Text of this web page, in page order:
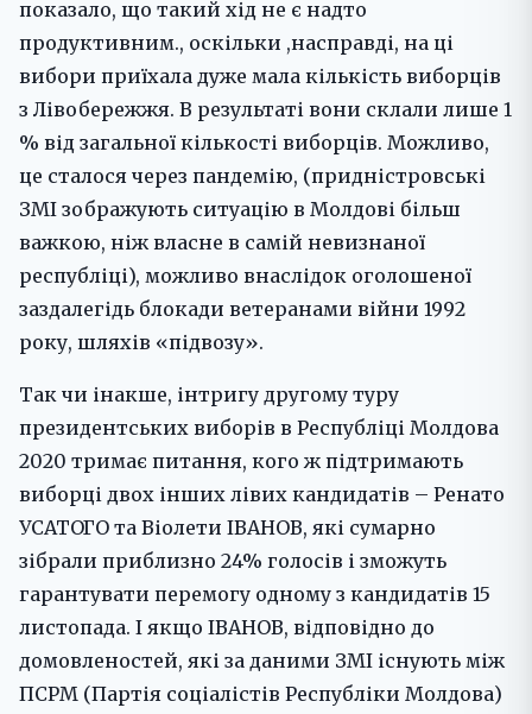
показало, що такий хід не є надто
продуктивним., оскільки ,насправді, на ці
вибори приїхала дуже мала кількість виборців
з Лівобережжя. В результаті вони склали лише 1
% від загальної кількості виборців. Можливо,
це сталося через пандемію, (придністровські
ЗМІ зображують ситуацію в Молдові більш
важкою, ніж власне в самій невизнаної
республіці), можливо внаслідок оголошеної
заздалегідь блокади ветеранами війни 1992
року, шляхів «підвозу».
Так чи інакше, інтригу другому туру
президентських виборів в Республіці Молдова
2020 тримає питання, кого ж підтримають
виборці двох інших лівих кандидатів – Ренато
УСАТОГО та Віолети ІВАНОВ, які сумарно
зібрали приблизно 24% голосів і зможуть
гарантувати перемогу одному з кандидатів 15
листопада. І якщо ІВАНОВ, відповідно до
домовленостей, які за даними ЗМІ існують між
ПСРМ (Партія соціалістів Республіки Молдова)